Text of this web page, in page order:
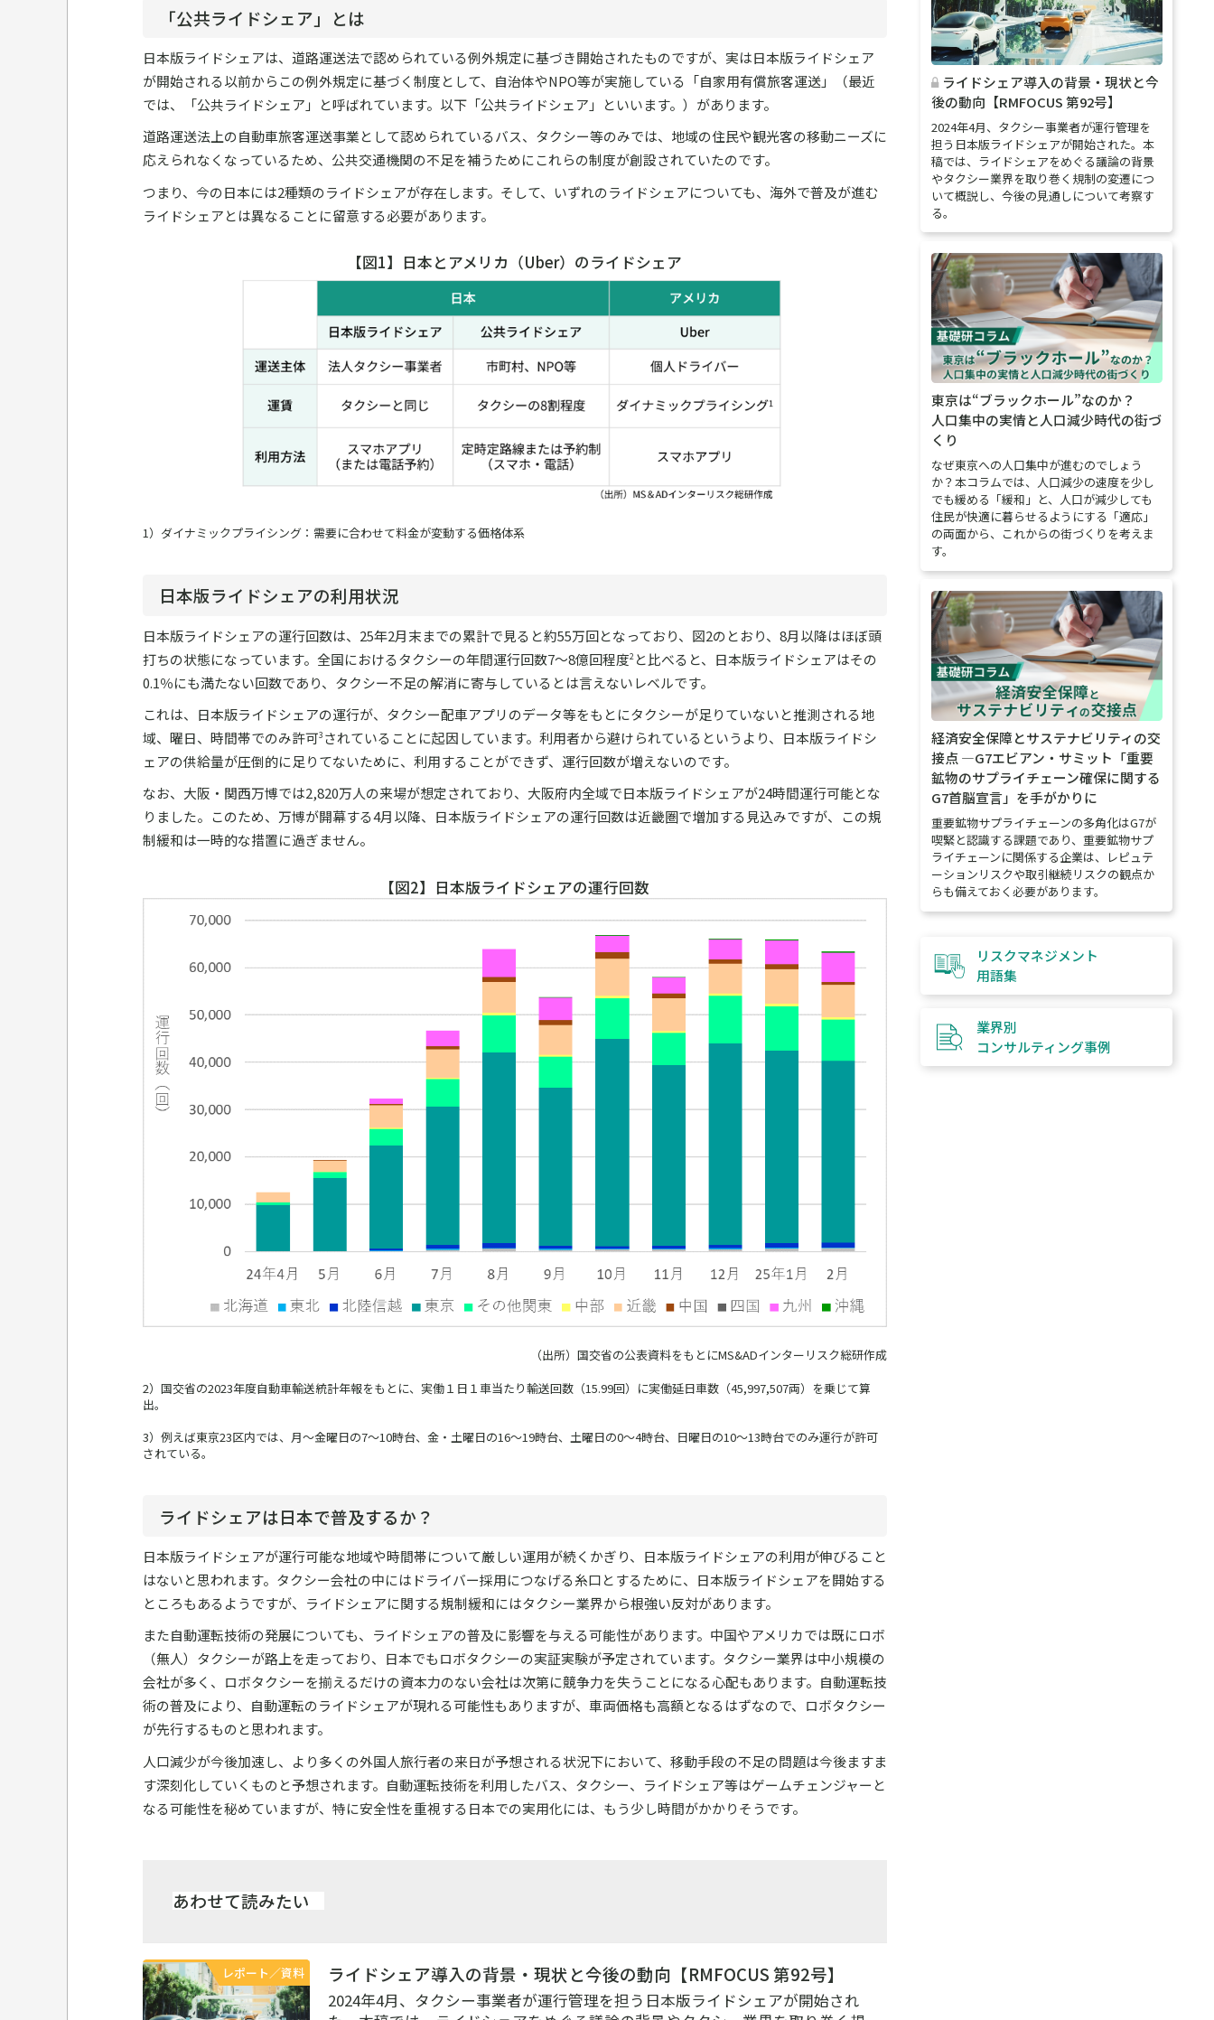
「公共ライドシェア」とは
日本版ライドシェアは、道路運送法で認められている例外規定に基づき開始されたものですが、実は日本版ライドシェア
が開始される以前からこの例外規定に基づく制度として、自治体やNPO等が実施している「自家用有償旅客運送」（最近
では、「公共ライドシェア」と呼ばれています。以下「公共ライドシェア」といいます。）があります。
道路運送法上の自動車旅客運送事業として認められているバス、タクシー等のみでは、地域の住民や観光客の移動ニーズに
応えられなくなっているため、公共交通機関の不足を補うためにこれらの制度が創設されていたのです。
つまり、今の日本には2種類のライドシェアが存在します。そして、いずれのライドシェアについても、海外で普及が進む
ライドシェアとは異なることに留意する必要があります。
【図1】日本とアメリカ（Uber）のライドシェア
1）ダイナミックプライシング：需要に合わせて料金が変動する価格体系
日本版ライドシェアの利用状況
日本版ライドシェアの運行回数は、25年2月末までの累計で見ると約55万回となっており、図2のとおり、8月以降はほぼ頭
打ちの状態になっています。全国におけるタクシーの年間運行回数7～8億回程度2と比べると、日本版ライドシェアはその
0.1％にも満たない回数であり、タクシー不足の解消に寄与しているとは言えないレベルです。
これは、日本版ライドシェアの運行が、タクシー配車アプリのデータ等をもとにタクシーが足りていないと推測される地
域、曜日、時間帯でのみ許可3 されていることに起因しています。利用者から避けられているというより、日本版ライドシ
ェアの供給量が圧倒的に足りてないために、利用することができず、運行回数が増えないのです。
なお、大阪・関西万博では2,820万人の来場が想定されており、大阪府内全域で日本版ライドシェアが24時間運行可能とな
りました。このため、万博が開幕する4月以降、日本版ライドシェアの運行回数は近畿圏で増加する見込みですが、この規
制緩和は一時的な措置に過ぎません。
【図2】日本版ライドシェアの運行回数
（出所）国交省の公表資料をもとにMS&ADインターリスク総研作成
2）国交省の2023年度自動車輸送統計年報をもとに、実働１日１車当たり輸送回数（15.99回）に実働延日車数（45,997,507両）を乗じて算
出。
3）例えば東京23区内では、月～金曜日の7～10時台、金・土曜日の16～19時台、土曜日の0～4時台、日曜日の10～13時台でのみ運行が許可
されている。
ライドシェアは日本で普及するか？
日本版ライドシェアが運行可能な地域や時間帯について厳しい運用が続くかぎり、日本版ライドシェアの利用が伸びること
はないと思われます。タクシー会社の中にはドライバー採用につなげる糸口とするために、日本版ライドシェアを開始する
ところもあるようですが、ライドシェアに関する規制緩和にはタクシー業界から根強い反対があります。
また自動運転技術の発展についても、ライドシェアの普及に影響を与える可能性があります。中国やアメリカでは既にロボ
（無人）タクシーが路上を走っており、日本でもロボタクシーの実証実験が予定されています。タクシー業界は中小規模の
会社が多く、ロボタクシーを揃えるだけの資本力のない会社は次第に競争力を失うことになる心配もあります。自動運転技
術の普及により、自動運転のライドシェアが現れる可能性もありますが、車両価格も高額となるはずなので、ロボタクシー
が先行するものと思われます。
人口減少が今後加速し、より多くの外国人旅行者の来日が予想される状況下において、移動手段の不足の問題は今後ますま
す深刻化していくものと予想されます。自動運転技術を利用したバス、タクシー、ライドシェア等はゲームチェンジャーと
なる可能性を秘めていますが、特に安全性を重視する日本での実用化には、もう少し時間がかかりそうです。
あわせて読みたい
レポート／資料 ライドシェア導入の背景・現状と今後の動向【RMFOCUS 第92号】
2024年4月、タクシー事業者が運行管理を担う日本版ライドシェアが開始され
ライドシェア導入の背景・現状と今
後の動向【RMFOCUS 第92号】
2024年4月、タクシー事業者が運行管理を
担う日本版ライドシェアが開始された。本
稿では、ライドシェアをめぐる議論の背景
やタクシー業界を取り巻く規制の変遷につ
いて概説し、今後の見通しについて考察す
る。
東京は“ブラックホール”なのか？
人口集中の実情と人口減少時代の街づ
くり
なぜ東京への人口集中が進むのでしょう
か？本コラムでは、人口減少の速度を少し
でも緩める「緩和」と、人口が減少しても
住民が快適に暮らせるようにする「適応」
の両面から、これからの街づくりを考えま
す。
経済安全保障とサステナビリティの交
接点 ―G7エビアン・サミット「重要
鉱物のサプライチェーン確保に関する
G7首脳宣言」を手がかりに
重要鉱物サプライチェーンの多角化はG7が
喫緊と認識する課題であり、重要鉱物サプ
ライチェーンに関係する企業は、レピュテ
ーションリスクや取引継続リスクの観点か
らも備えておく必要があります。
リスクマネジメント
用語集
業界別
コンサルティング事例